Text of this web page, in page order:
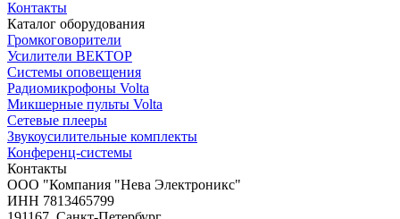
Контакты
Каталог оборудования
Громкоговорители
Усилители ВЕКТОР
Системы оповещения
Радиомикрофоны Volta
Микшерные пульты Volta
Сетевые плееры
Звукоусилительные комплекты
Конференц-системы
Контакты
OOO "Компания "Нева Электроникс"
ИНН 7813465799